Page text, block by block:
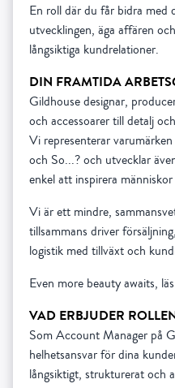
En roll där du får bidra med
utvecklingen, äga affären
långsiktiga kundrelationer.
DIN FRAMTIDA
Gildhouse designar,
och accessoarer till detalj
Vi representerar
och So...? och utvecklar
enkel att inspirera
Vi är ett mindre,
tillsammans driver
logistik med tillväxt och
Even more beauty awaits,
VAD ERBJUDER
Som Account Manager på
helhetsansvar för dina
långsiktigt, strukturerat och